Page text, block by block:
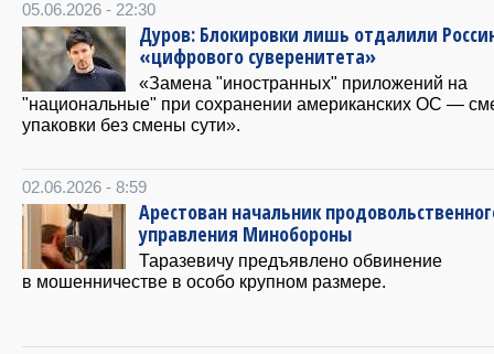
05.06.2026 - 22:30
Дуров: Блокировки лишь отдалили
«цифрового суверенитета»
«Замена "иностранных" приложений на
"национальные" при сохранении американских ОС —
упаковки без смены сути».
02.06.2026 - 8:59
Арестован начальник
управления Минобороны
Таразевичу предъявлено обвинение
в мошенничестве в особо крупном размере.